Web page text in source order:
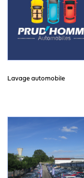
Lavage automobile